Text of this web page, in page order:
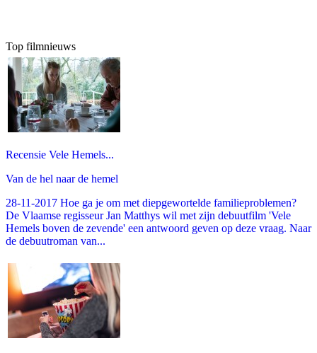
Top filmnieuws
Recensie Vele Hemels...
Van de hel naar de hemel
28-11-2017 Hoe ga je om met diepgewortelde familieproblemen?
De Vlaamse regisseur Jan Matthys wil met zijn debuutfilm 'Vele
Hemels boven de zevende' een antwoord geven op deze vraag. Naar
de debuutroman van...